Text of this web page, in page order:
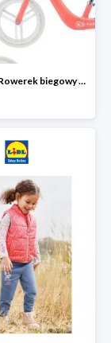
Kinderkraft Rowerek biegowy Fly